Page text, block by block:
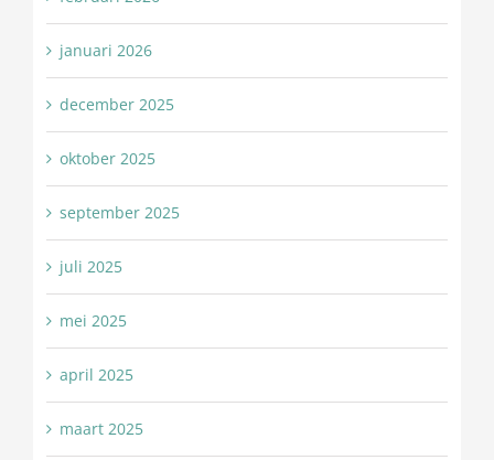
januari 2026
december 2025
oktober 2025
september 2025
juli 2025
mei 2025
april 2025
maart 2025